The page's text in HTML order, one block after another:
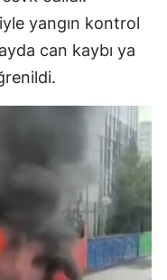
yangın kontrol
can kaybı ya